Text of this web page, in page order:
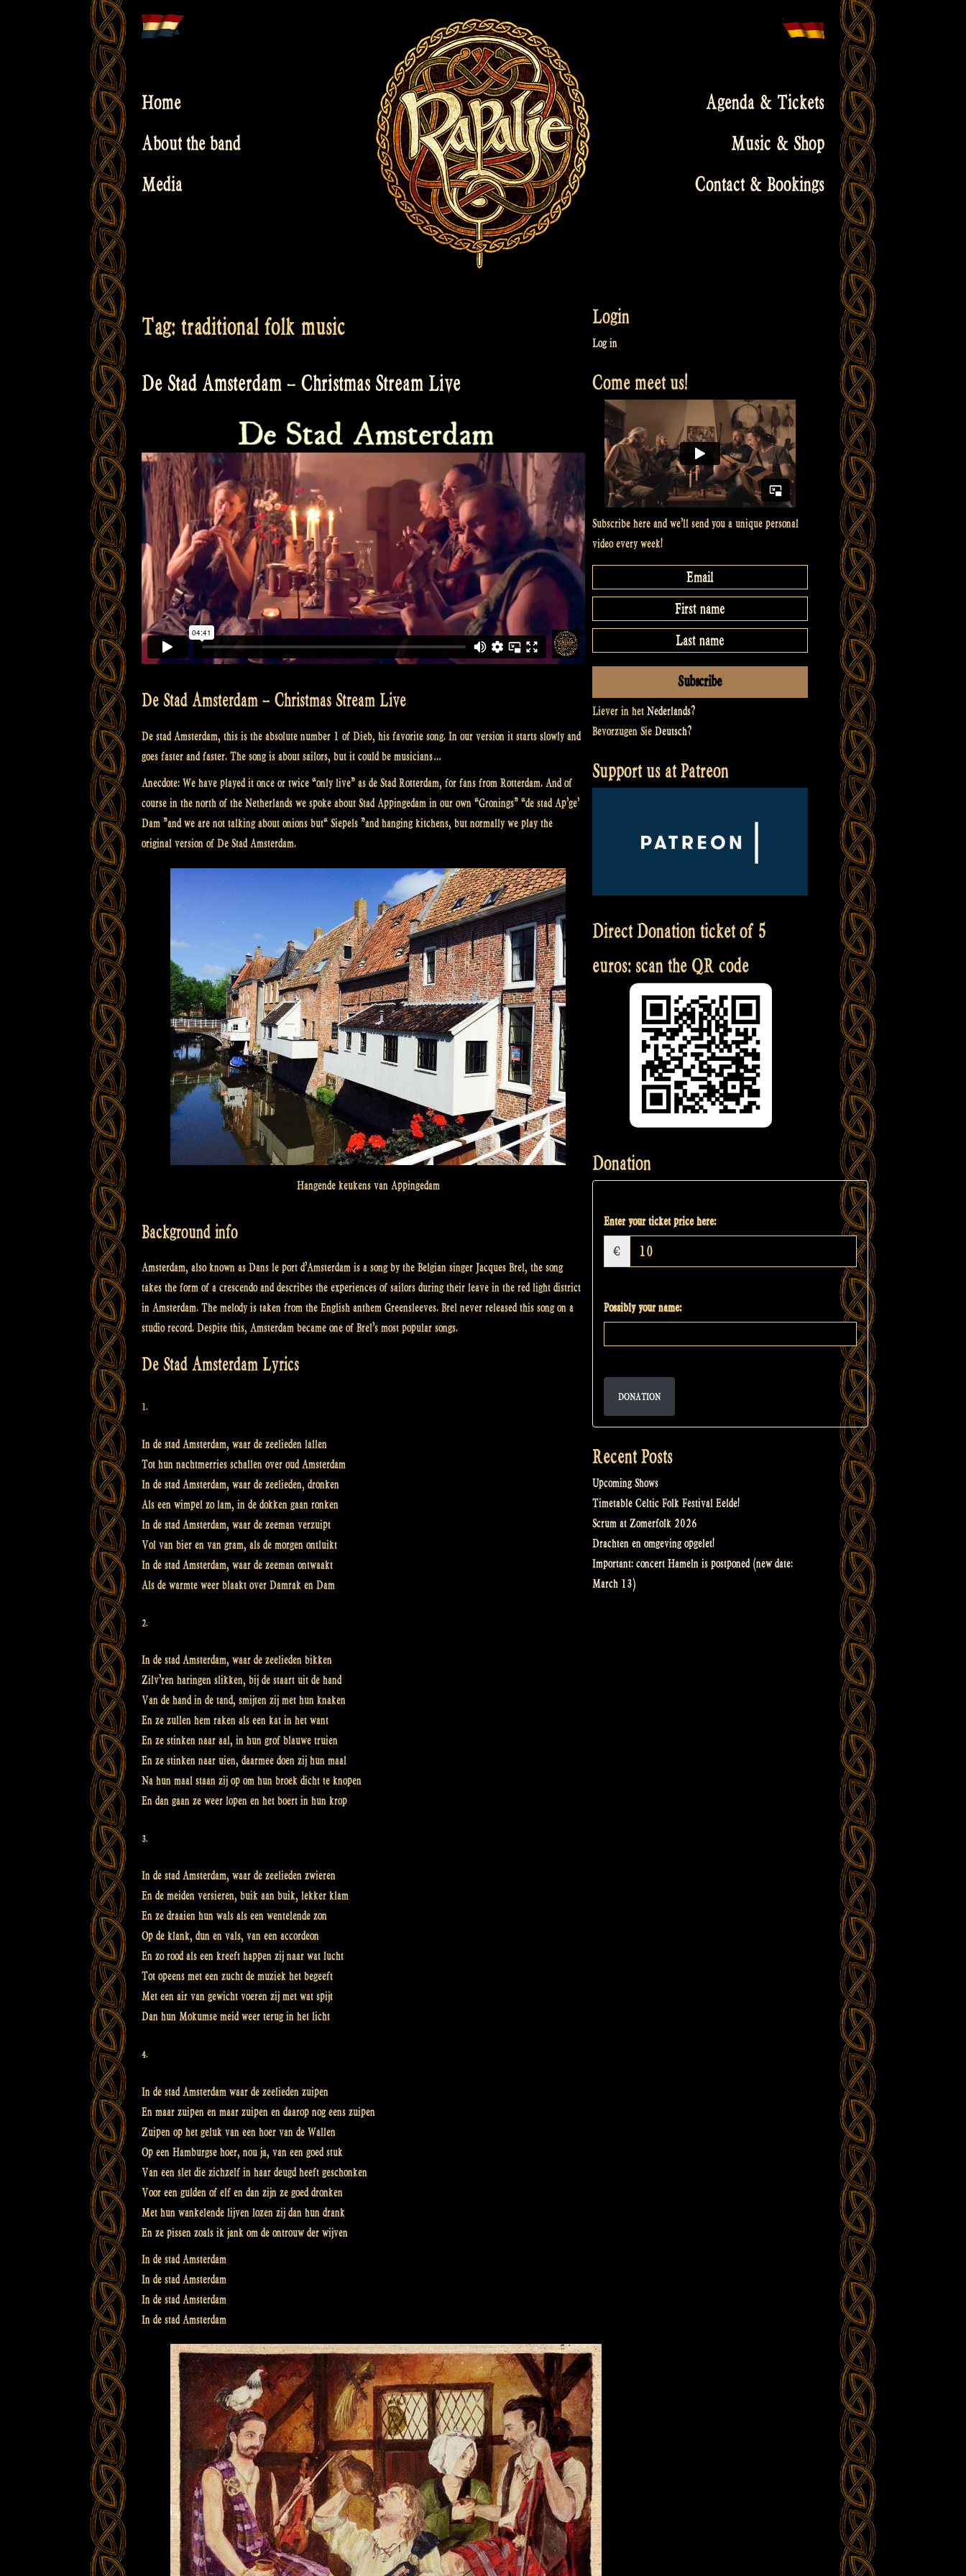
to
Home
About the band
Media
Agenda & Tickets
Music & Shop
Contact & Bookings
Tag: traditional folk music
De Stad Amsterdam – Christmas Stream Live
De Stad Amsterdam – Christmas Stream Live
De stad Amsterdam, this is the absolute number 1 of Dieb, his favorite song. In our version it starts slowly and
goes faster and faster. The song is about sailors, but it could be musicians…
Anecdote: We have played it once or twice “only live” as de Stad Rotterdam, for fans from Rotterdam. And of
course in the north of the Netherlands we spoke about Stad Appingedam in our own “Gronings” “de stad Ap’ge’
Dam ”and we are not talking about onions but“ Siepels ”and hanging kitchens, but normally we play the
original version of De Stad Amsterdam.
Hangende keukens van Appingedam
Background info
Amsterdam, also known as Dans le port d’Amsterdam is a song by the Belgian singer Jacques Brel, the song
takes the form of a crescendo and describes the experiences of sailors during their leave in the red light district
in Amsterdam. The melody is taken from the English anthem Greensleeves. Brel never released this song on a
studio record. Despite this, Amsterdam became one of Brel’s most popular songs.
De Stad Amsterdam Lyrics
1.
In de stad Amsterdam, waar de zeelieden lallen
Tot hun nachtmerries schallen over oud Amsterdam
In de stad Amsterdam, waar de zeelieden, dronken
Als een wimpel zo lam, in de dokken gaan ronken
In de stad Amsterdam, waar de zeeman verzuipt
Vol van bier en van gram, als de morgen ontluikt
In de stad Amsterdam, waar de zeeman ontwaakt
Als de warmte weer blaakt over Damrak en Dam
2.
In de stad Amsterdam, waar de zeelieden bikken
Zilv’ren haringen slikken, bij de staart uit de hand
Van de hand in de tand, smijten zij met hun knaken
En ze zullen hem raken als een kat in het want
En ze stinken naar aal, in hun grof blauwe truien
En ze stinken naar uien, daarmee doen zij hun maal
Na hun maal staan zij op om hun broek dicht te knopen
En dan gaan ze weer lopen en het boert in hun krop
3.
In de stad Amsterdam, waar de zeelieden zwieren
En de meiden versieren, buik aan buik, lekker klam
En ze draaien hun wals als een wentelende zon
Op de klank, dun en vals, van een accordeon
En zo rood als een kreeft happen zij naar wat lucht
Tot opeens met een zucht de muziek het begeeft
Met een air van gewicht voeren zij met wat spijt
Dan hun Mokumse meid weer terug in het licht
4.
In de stad Amsterdam waar de zeelieden zuipen
En maar zuipen en maar zuipen en daarop nog eens zuipen
Zuipen op het geluk van een hoer van de Wallen
Op een Hamburgse hoer, nou ja, van een goed stuk
Van een slet die zichzelf in haar deugd heeft geschonken
Voor een gulden of elf en dan zijn ze goed dronken
Met hun wankelende lijven lozen zij dan hun drank
En ze pissen zoals ik jank om de ontrouw der wijven
In de stad Amsterdam
In de stad Amsterdam
In de stad Amsterdam
In de stad Amsterdam
Login
Log in
Come meet us!
Subscribe here and we’ll send you a unique personal
video every week!
Liever in het Nederlands?
Bevorzugen Sie Deutsch?
Support us at Patreon
Direct Donation ticket of 5
euros: scan the QR code
Donation
Enter your ticket price here:
€
Possibly your name:
DONATION
Recent Posts
Upcoming Shows
Timetable Celtic Folk Festival Eelde!
Scrum at Zomerfolk 2026
Drachten en omgeving opgelet!
Important: concert Hameln is postponed (new date:
March 13)